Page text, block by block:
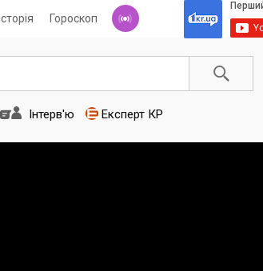
Історія Гороскоп
Інтерв'ю Експерт КР